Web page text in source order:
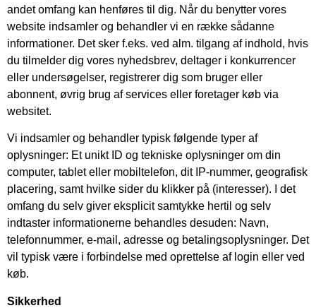
andet omfang kan henføres til dig. Når du benytter vores
website indsamler og behandler vi en række sådanne
informationer. Det sker f.eks. ved alm. tilgang af indhold, hvis
du tilmelder dig vores nyhedsbrev, deltager i konkurrencer
eller undersøgelser, registrerer dig som bruger eller
abonnent, øvrig brug af services eller foretager køb via
websitet.
Vi indsamler og behandler typisk følgende typer af
oplysninger: Et unikt ID og tekniske oplysninger om din
computer, tablet eller mobiltelefon, dit IP-nummer, geografisk
placering, samt hvilke sider du klikker på (interesser). I det
omfang du selv giver eksplicit samtykke hertil og selv
indtaster informationerne behandles desuden: Navn,
telefonnummer, e-mail, adresse og betalingsoplysninger. Det
vil typisk være i forbindelse med oprettelse af login eller ved
køb.
Sikkerhed